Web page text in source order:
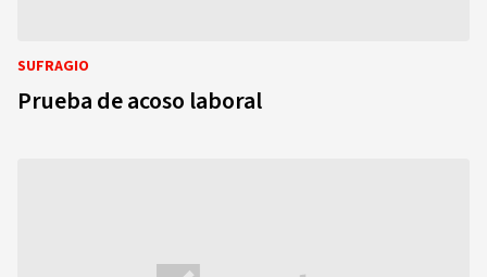
SUFRAGIO
Prueba de acoso laboral